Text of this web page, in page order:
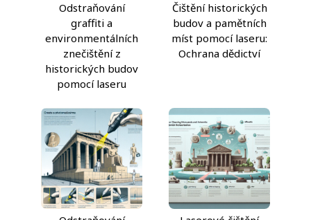
Odstraňování
graffiti a
environmentálních
znečištění z
historických budov
pomocí laseru
Čištění historických
budov a pamětních
míst pomocí laseru:
Ochrana dědictví